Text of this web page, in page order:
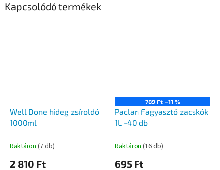
Kapcsolódó termékek
Well Done hideg zsíroldó
1000ml
Raktáron (7 db)
2 810 Ft
789 Ft –11 %
Paclan Fagyasztó zacskók
1L -40 db
Raktáron (16 db)
695 Ft